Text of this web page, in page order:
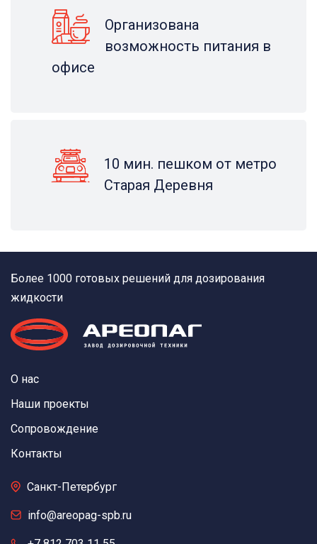
Организована
возможность питания в
офисе
10 мин. пешком от метро
Старая Деревня
Более 1000 готовых решений для дозирования
жидкости
О нас
Наши проекты
Сопровождение
Контакты
Санкт-Петербург
info@areopag-spb.ru